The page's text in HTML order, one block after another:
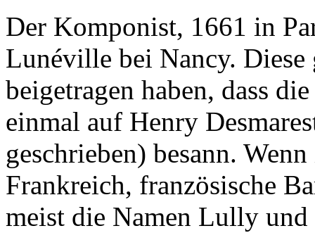
Der Komponist, 1661 in
Lunéville bei Nancy. Diese
beigetragen haben, dass
einmal auf Henry
geschrieben) besann.
Frankreich, französische
meist die Namen Lully und